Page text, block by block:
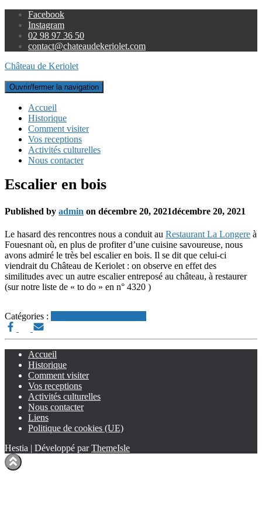
Facebook
Instagram
02 98 97 36 50
contact@chateaudekeriolet.com
Château de Keriolet
Ouvrir/fermer la navigation
Accueil
Historique
Comment visiter
Vos receptions
Activités culturelles
Nous contacter
Escalier en bois
Published by admin on décembre 20, 2021décembre 20, 2021
Le hasard des rencontres nous a conduit au Restaurant La Longere à
Fouesnant où, en plus de profiter d’une cuisine savoureuse, nous
avons admiré le très bel escalier en bois. Il se dit que celui-ci
viendrait du Château de Keriolet : on observe en effet des
similitudes avec un autre escalier entreposé au château, à restaurer
(sur notre liste de « to do » en n° 4320 )
Catégories :
Accueil
Historique
Comment visiter
Vos receptions
Activités culturelles
Nous contacter
Liens
Politique de cookies (UE)
Hestia | Développé parThemeIsle